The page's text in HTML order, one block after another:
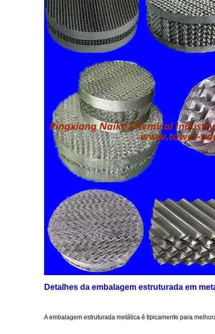
Detalhes da embalagem estruturada em
A embalagem estruturada metálica é tipicamente para